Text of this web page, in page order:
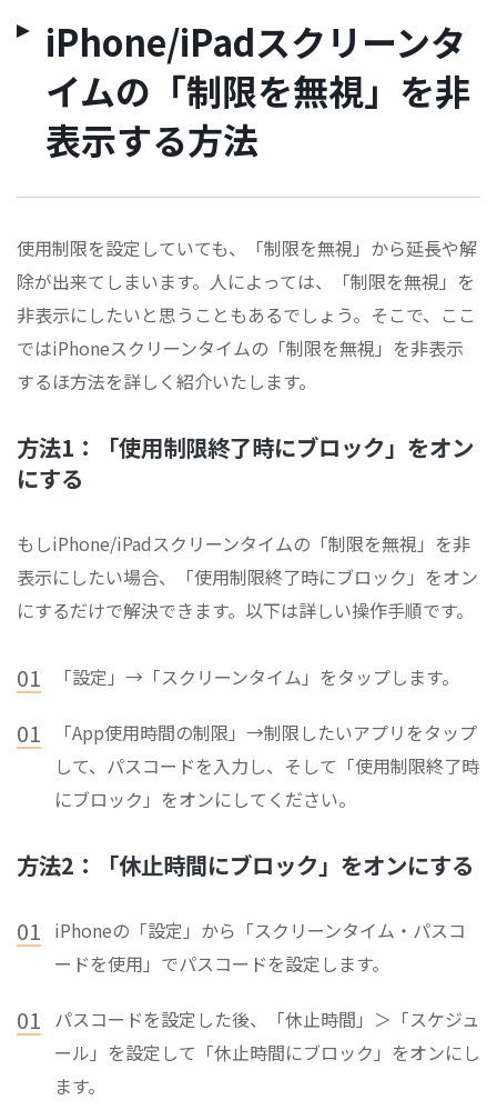
iPhone/iPadスクリーンタ
イムの「制限を無視」を非
表示する方法
使用制限を設定していても、「制限を無視」から延長や解
除が出来てしまいます。人によっては、「制限を無視」を
非表示にしたいと思うこともあるでしょう。そこで、ここ
ではiPhoneスクリーンタイムの「制限を無視」を非表示
するほ方法を詳しく紹介いたします。
方法1：「使用制限終了時にブロック」をオン
にする
もしiPhone/iPadスクリーンタイムの「制限を無視」を非
表示にしたい場合、「使用制限終了時にブロック」をオン
にするだけで解決できます。以下は詳しい操作手順です。
01 「設定」→「スクリーンタイム」をタップします。
01
「App使用時間の制限」→制限したいアプリをタップ
して、パスコードを入力し、そして「使用制限終了時
にブロック」をオンにしてください。
方法2：「休止時間にブロック」をオンにする
01 iPhoneの「設定」から「スクリーンタイム・パスコ
ードを使用」でパスコードを設定します。
01
パスコードを設定した後、「休止時間」＞「スケジュ
ール」を設定して「休止時間にブロック」をオンにし
ます。